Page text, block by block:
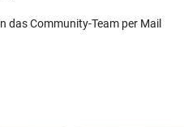
das Community-Team per Mail